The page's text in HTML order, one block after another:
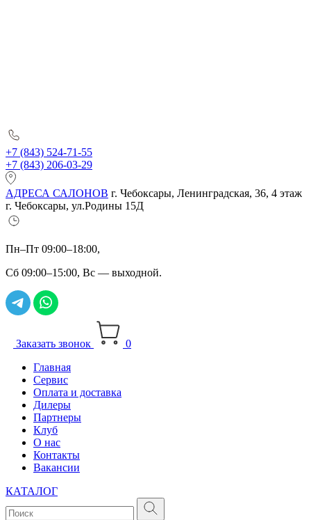
+7 (843) 524-71-55
+7 (843) 206-03-29
АДРЕСА САЛОНОВ г. Чебоксары, Ленинградская, 36, 4 этаж
г. Чебоксары, ул.Родины 15Д
Пн–Пт 09:00–18:00,
Сб 09:00–15:00, Вс — выходной.
Заказать звонок
0
Главная
Сервис
Оплата и доставка
Дилеры
Партнеры
Клуб
О нас
Контакты
Вакансии
КАТАЛОГ